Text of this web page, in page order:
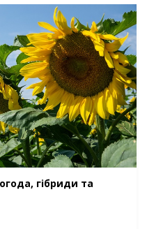
гібриди та